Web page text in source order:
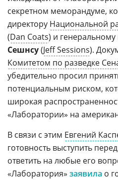
секретном меморандуме,
директору Национальной
(Dan Coats) и
Сешнсу(Jeff Sessions).
Комитетом по разведке
убедительно просил
потенциальным риском,
широкая
«Лаборатории» на
В связи с этим Евгений
готовность выступить перед
ответить на любые его
«Лаборатория» заявила о